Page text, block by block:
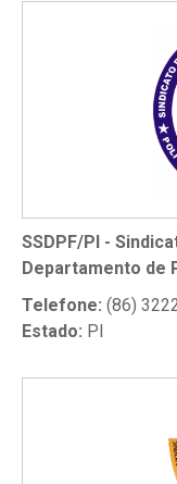
SSDPF/PI -
Departamento de
Telefone: (86)
Estado: PI